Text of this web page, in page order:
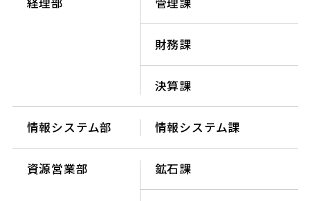
財務課
決算課
情報システム部 情報システム課
資源営業部 鉱石課